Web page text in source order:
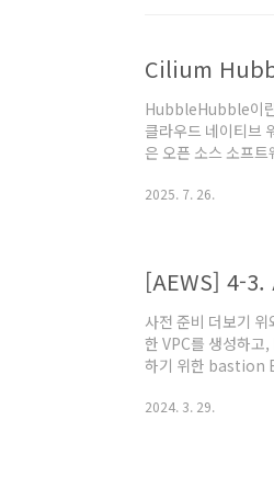
Cilium
HubbleHubble이
클라우드 네이티브
은 오픈 소스 소프
Hubble은 Cilium의
2025. 7. 26.
[AEWS] 4-
사전 준비 더보기
한 VPC를 생성하
하기 위한 bastion
2. Amazon EKS -
2024. 3. 29.